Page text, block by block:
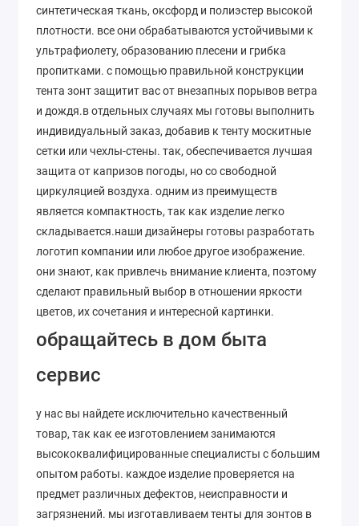
синтетическая ткань, оксфорд и полиэстер высокой
плотности. все они обрабатываются устойчивыми к
ультрафиолету, образованию плесени и грибка
пропитками. с помощью правильной конструкции
тента зонт защитит вас от внезапных порывов ветра
и дождя.в отдельных случаях мы готовы выполнить
индивидуальный заказ, добавив к тенту москитные
сетки или чехлы-стены. так, обеспечивается лучшая
защита от капризов погоды, но со свободной
циркуляцией воздуха. одним из преимуществ
является компактность, так как изделие легко
складывается.наши дизайнеры готовы разработать
логотип компании или любое другое изображение.
они знают, как привлечь внимание клиента, поэтому
сделают правильный выбор в отношении яркости
цветов, их сочетания и интересной картинки.
обращайтесь в дом быта
сервис
у нас вы найдете исключительно качественный
товар, так как ее изготовлением занимаются
высококвалифицированные специалисты с большим
опытом работы. каждое изделие проверяется на
предмет различных дефектов, неисправности и
загрязнений. мы изготавливаем тенты для зонтов в